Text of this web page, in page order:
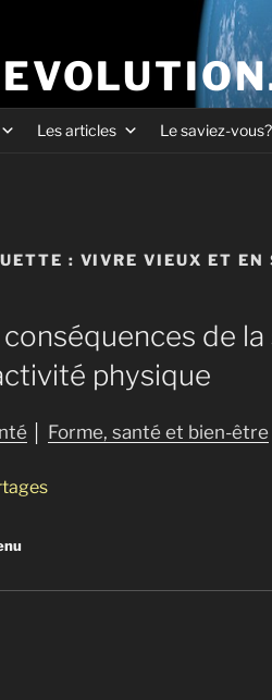
Les articles Le saviez-vous?
: VIVRE VIEUX ET EN
conséquences de
physique
Forme, santé et bien-être